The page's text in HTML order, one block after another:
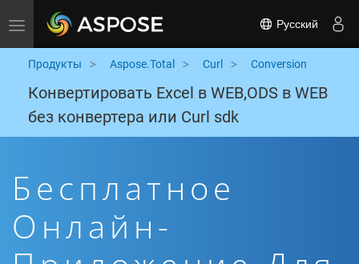
Toggle navigation Русский
Продукты Aspose.Total Curl Conversion
Конвертировать Excel в WEB,ODS в WEB
без конвертера или Curl sdk
Бесплатное
Онлайн-